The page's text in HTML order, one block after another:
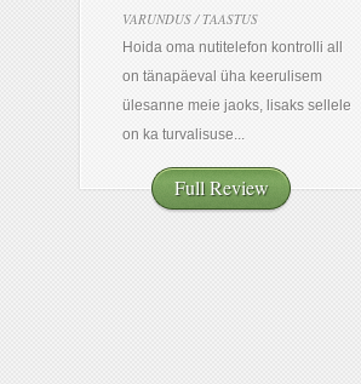
VARUNDUS / TAASTUS
Hoida oma nutitelefon kontrolli all
on tänapäeval üha keerulisem
ülesanne meie jaoks, lisaks sellele
on ka turvalisuse...
Full Review